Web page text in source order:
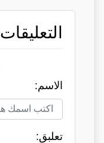
التعليقات
الاسم:
تعلبق: